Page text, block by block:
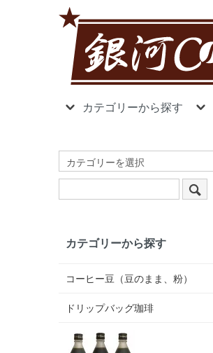
カテゴリーから探す
カテゴリーから探す
コーヒー豆（豆のまま、粉）
ドリップバッグ珈琲